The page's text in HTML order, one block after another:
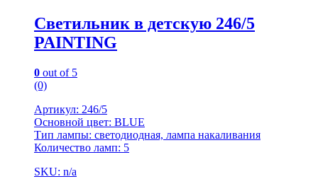
Светильник в детскую 246/5
PAINTING
0 out of 5
(0)
Артикул: 246/5
Основной цвет: BLUE
Тип лампы: светодиодная, лампа накаливания
Количество ламп: 5
SKU: n/a